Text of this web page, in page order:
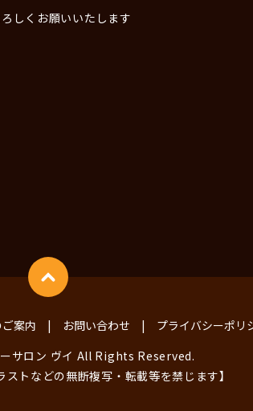
しくお願いいたします
案内 お問い合わせ
プライバシーポリ
サロン ヴイ All Rights Reserved.
ストなどの無断複写・転載等を禁じます】